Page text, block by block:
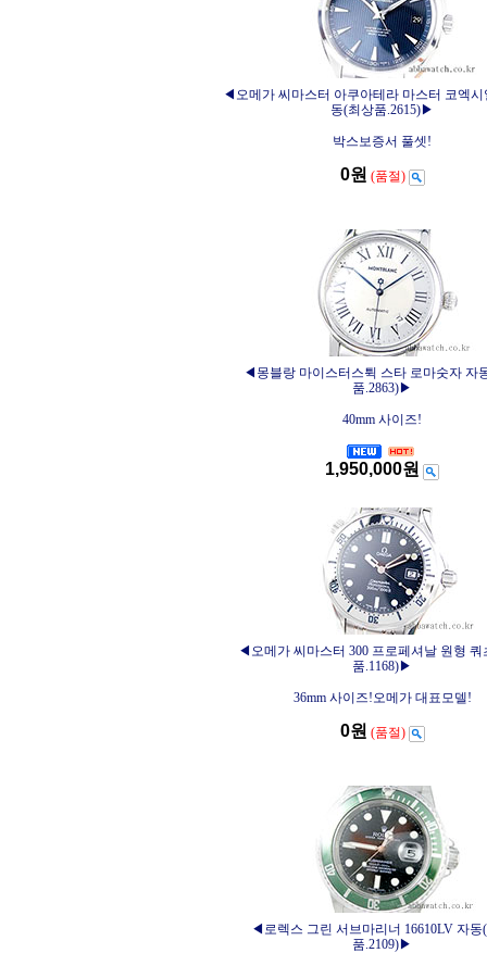
◀오메가 씨마스터 아쿠아테라 마스터 코엑시
동(최상품.2615)▶
박스보증서 풀셋!
0원 (품절)
◀몽블랑 마이스터스튁 스타 로마숫자 자
품.2863)▶
40mm 사이즈!
1,950,000원
◀오메가 씨마스터 300 프로페셔날 원형 쿼
품.1168)▶
36mm 사이즈!오메가 대표모델!
0원 (품절)
◀로렉스 그린 서브마리너 16610LV 자동
품.2109)▶